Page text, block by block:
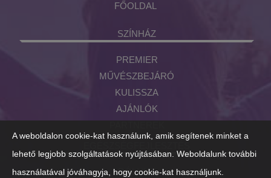
FŐOLDAL
SZÍNHÁZ
PREMIER
MŰVÉSZBEJÁRÓ
KULISSZA
AJÁNLÓK
RÓLUNK
A weboldalon cookie-kat használunk, amik segítenek minket a
lehető legjobb szolgáltatások nyújtásában. Weboldalunk további
használatával jóváhagyja, hogy cookie-kat használjunk.